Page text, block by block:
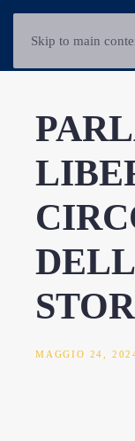
Skip to main
MAGGIO 24,